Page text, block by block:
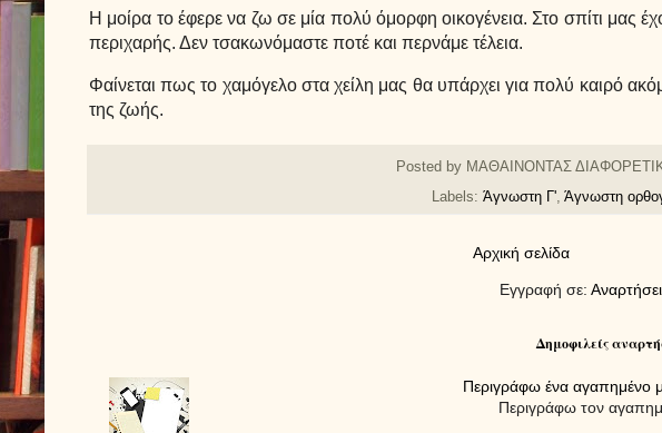
Η μοίρα το έφερε να ζω σε μία πολύ όμορφη οικογένεια. Στο σπίτι
περιχαρής. Δεν τσακωνόμαστε ποτέ και περνάμε τέλεια.
Φαίνεται πως το χαμόγελο στα χείλη μας θα υπάρχει για πολύ καιρό
της ζωής.
Posted by ΜΑΘΑΙΝΟΝΤΑΣ
Labels: Άγνωστη Γ', Άγνωστη
Αρχική σελίδα
Εγγραφή σε:
Δημοφιλείς
Περιγράφω ένα
Περιγράφω τον